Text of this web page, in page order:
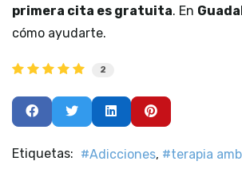
primera cita es gratuita. En
cómo ayudarte.
2
Etiquetas: Adicciones terapia